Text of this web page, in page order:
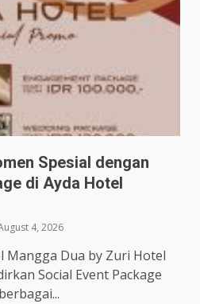
Spesial dengan
di Ayda Hotel
4, 2026
Mangga Dua by Zuri Hotel
Social Event Package